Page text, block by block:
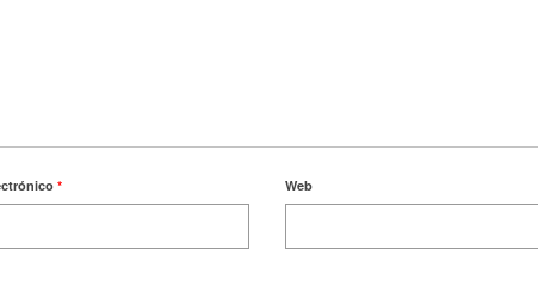
* Web